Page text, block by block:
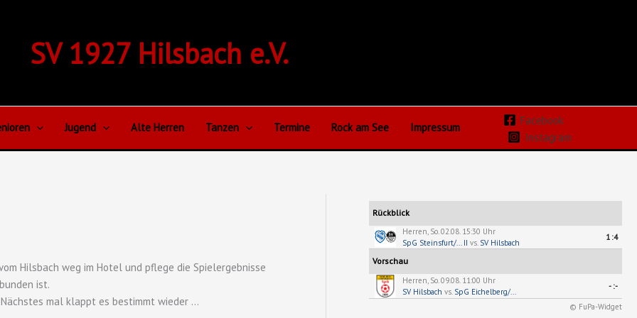
SV 1927 Hilsbach e.V.
Jugend Alte Herren Tanzen Termine Rock am See Impressum
Facebook
Instagram
Hilsbach weg im Hotel und pflege die Spielergebnisse
ist.
mal klappt es bestimmt wieder …
Rückblick
Herren, So. 02.08. 15:30 Uhr
SpG Steinsfurt/... II vs. SV Hilsbach
1:4
Vorschau
Herren, So. 09.08. 11:00 Uhr
SV Hilsbach vs. SpG Eichelberg/...
-:-
© FuPa-Widget